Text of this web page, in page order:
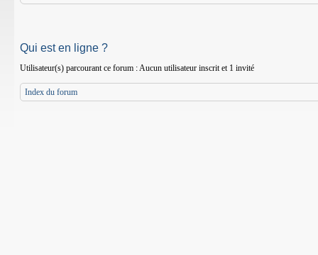
Qui est en ligne ?
Utilisateur(s) parcourant ce forum : Aucun utilisateur inscrit et 1 invité
Index du forum